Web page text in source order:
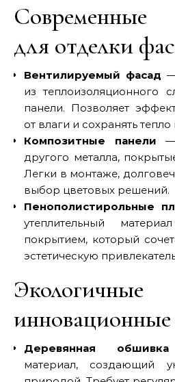
Современные
для отделки
Вентилируемый фасад
из теплоизоляционного
панели. Позволяет
от влаги и сохранять
Композитные панели —
другого металла,
Легки в монтаже,
выбор цветовых решений.
Пенополистирольные
утеплительный
покрытием, который
эстетическую
Деревянная обшивка
материал,